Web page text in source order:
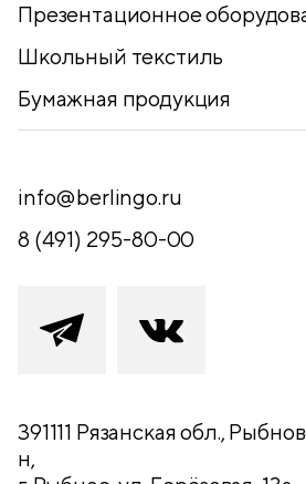
Презентационное
Школьный текстиль
Бумажная продукция
info@berlingo.ru
8 (491) 295-80-00
391111 Рязанская обл.,
н,